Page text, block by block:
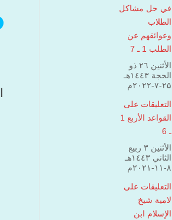
في حل مشاكل
الطلاب
وعوائقهم عن
الطلب 1 ـ 7
الأثنين ۲٦ ذو
الحجة ۱٤٤۳هـ
۲۵-۷-۲۰۲۲م
التعليقات على
القواعد الأربع 1
ـ 6
الأثنين ۳ ربيع
الثاني ۱٤٤۳هـ
۸-۱۱-۲۰۲۱م
التعليقات على
لامية شيخ
الإسلام ابن